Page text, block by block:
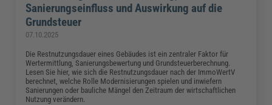
Sanierungseinfluss und Auswirkung auf die
Grundsteuer
07.10.2025
Die Restnutzungsdauer eines Gebäudes ist ein zentraler Faktor für
Wertermittlung, Sanierungsbewertung und Grundsteuerberechnung.
Lesen Sie hier, wie sich die Restnutzungsdauer nach der ImmoWertV
berechnet, welche Rolle Modernisierungen spielen und inwiefern
Sanierungen oder bauliche Mängel den Zeitraum der wirtschaftlichen
Nutzung verändern.